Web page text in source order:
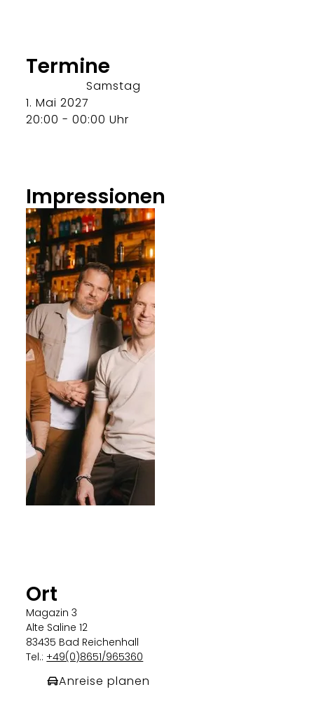
Termine
Samstag
1. Mai 2027
20:00 - 00:00 Uhr
Impressionen
Ort
Magazin 3
Alte Saline 12
83435 Bad Reichenhall
Tel.:+49(0)8651/965360
Anreise planen